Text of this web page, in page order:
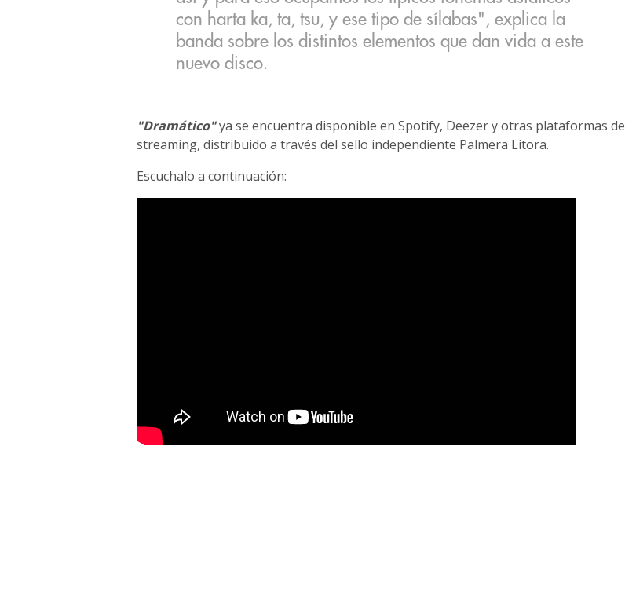
con harta ka, ta, tsu, y ese tipo de sílabas", explica la
banda sobre los distintos elementos que dan vida a este
nuevo disco.
"Dramático"ya se encuentra disponible en Spotify, Deezer y otras plataformas de
streaming, distribuido a través del sello independiente Palmera Litora.
Escuchalo a continuación: